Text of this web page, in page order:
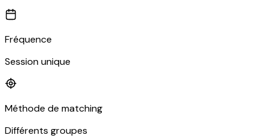
Fréquence
Session unique
Méthode de matching
Différents groupes